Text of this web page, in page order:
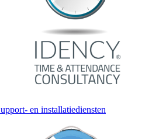
en installatiediensten